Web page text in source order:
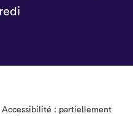
Accessibilité : partiellement